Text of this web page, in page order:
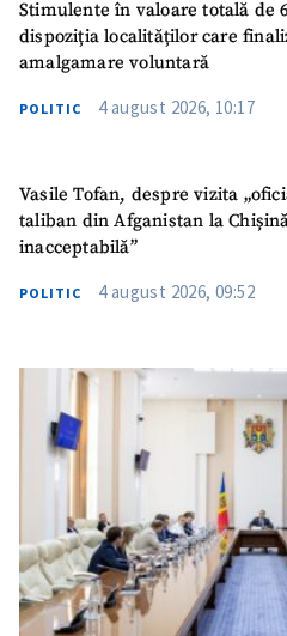
Stimulente în valoare totală de
dispoziția localităților care
amalgamare voluntară
POLITIC 4 august 2026, 10:17
Vasile Tofan, despre vizita
taliban din Afganistan la
inacceptabilă”
POLITIC 4 august 2026, 09:52
Telefon
+ Telefon personal
Am citit și sunt de
politica de
TRIMITE ȘTIREA